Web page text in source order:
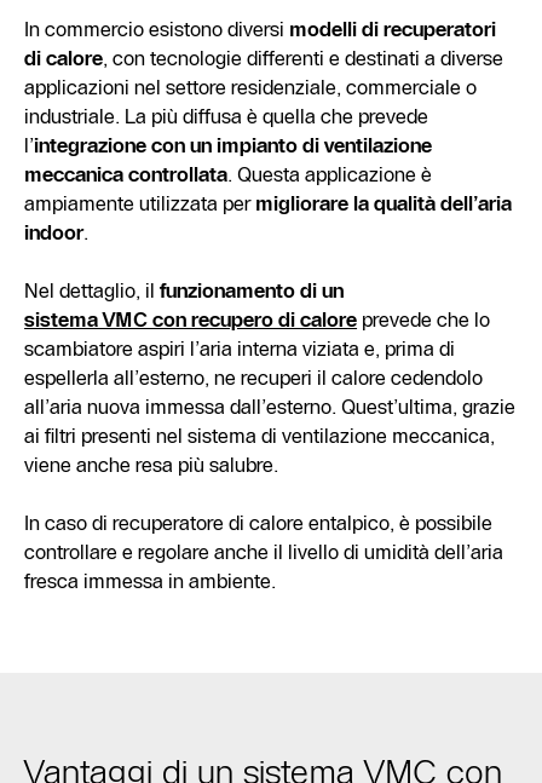
In commercio esistono diversi modelli di recuperatori
di calore, con tecnologie differenti e destinati a diverse
applicazioni nel settore residenziale, commerciale o
industriale. La più diffusa è quella che prevede
l’integrazione con un impianto di ventilazione
meccanica controllata. Questa applicazione è
ampiamente utilizzata per migliorare la qualità dell’aria
indoor.
Nel dettaglio, ilfunzionamento di un
sistema VMC con recupero di calore prevede che lo
scambiatore aspiri l’aria interna viziata e, prima di
espellerla all’esterno, ne recuperi il calore cedendolo
all’aria nuova immessa dall’esterno. Quest’ultima, grazie
ai filtri presenti nel sistema di ventilazione meccanica,
viene anche resa più salubre.
In caso di recuperatore di calore entalpico, è possibile
controllare e regolare anche il livello di umidità dell’aria
fresca immessa in ambiente.
Vantaggi di un sistema VMC con